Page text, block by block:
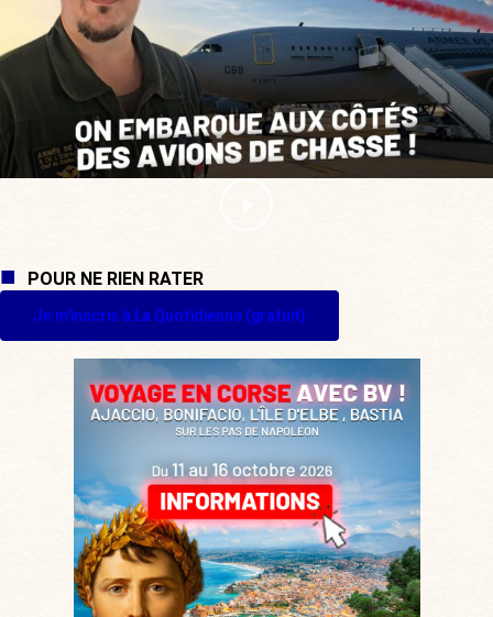
POUR NE RIEN RATER
Je m'inscris à La Quotidienne (gratuit)